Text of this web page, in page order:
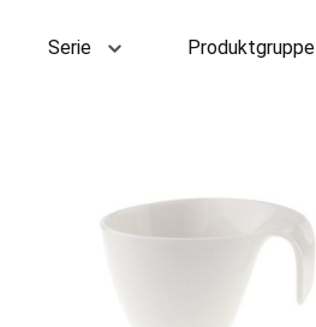
Serie Produktgruppe